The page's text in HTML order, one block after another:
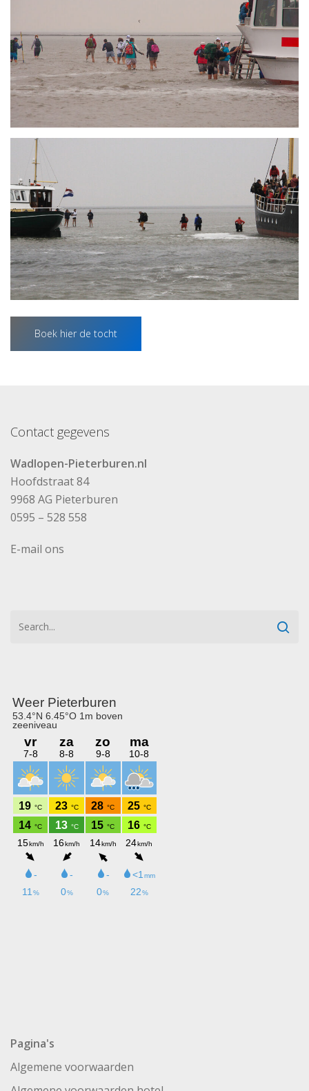
Boek hier de tocht
Contact gegevens
Wadlopen-Pieterburen.nl
Hoofdstraat 84
9968 AG Pieterburen
0595 – 528 558
E-mail ons
Pagina's
Algemene voorwaarden